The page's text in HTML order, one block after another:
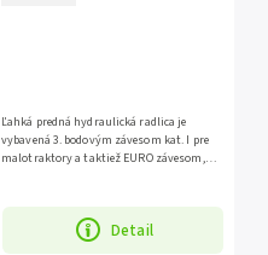
Detail
Ľahká predná hydraulická radlica je
vybavená 3. bodovým závesom kat. I pre
malotraktory a taktiež EURO závesom,